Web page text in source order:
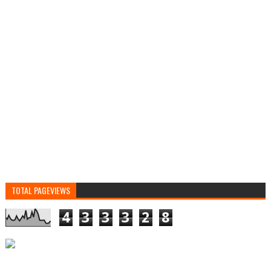
TOTAL PAGEVIEWS
4 3 3 3 2 8